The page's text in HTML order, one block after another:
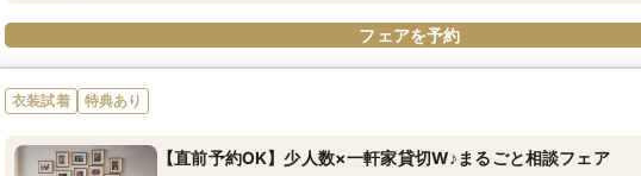
フェアを予約
衣装試着 特典あり
【直前予約OK】少人数×一軒家貸切W♪まるごと相談フェア